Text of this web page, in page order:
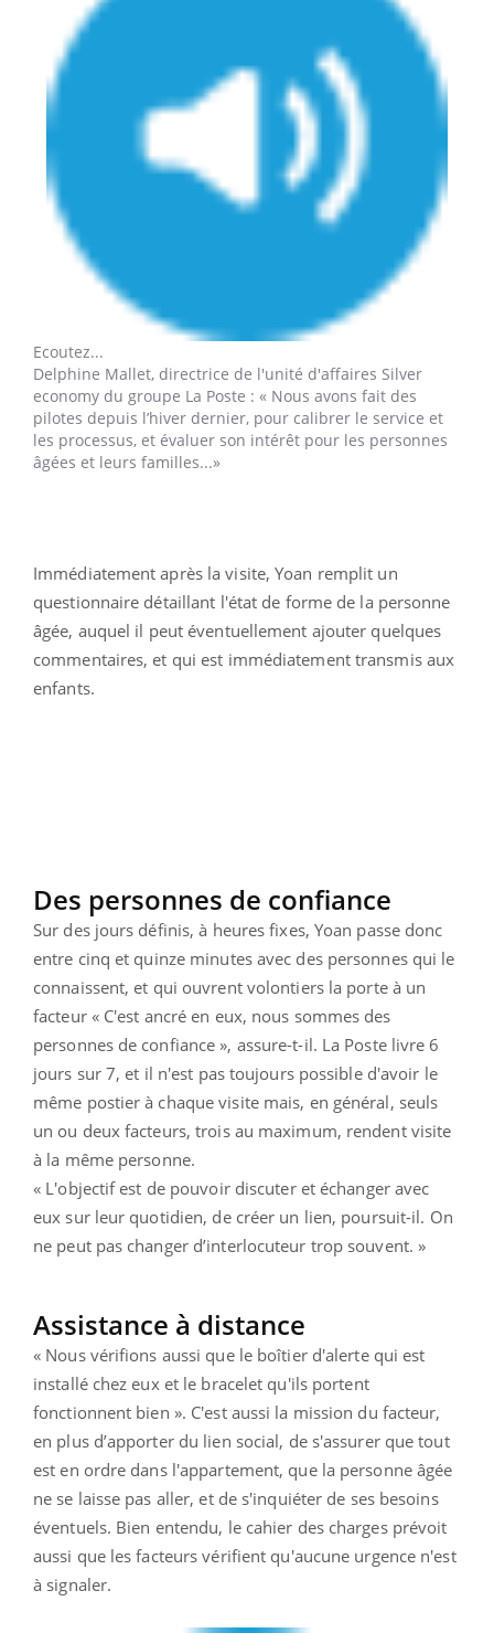
Ecoutez...
Delphine Mallet, directrice de l'unité d'affaires Silver
economy du groupe La Poste : « Nous avons fait des
pilotes depuis l’hiver dernier, pour calibrer le service et
les processus, et évaluer son intérêt pour les personnes
âgées et leurs familles...»
Immédiatement après la visite, Yoan remplit un
questionnaire détaillant l'état de forme de la personne
âgée, auquel il peut éventuellement ajouter quelques
commentaires, et qui est immédiatement transmis aux
enfants.
Des personnes de confiance
Sur des jours définis, à heures fixes, Yoan passe donc
entre cinq et quinze minutes avec des personnes qui le
connaissent, et qui ouvrent volontiers la porte à un
facteur « C'est ancré en eux, nous sommes des
personnes de confiance », assure-t-il. La Poste livre 6
jours sur 7, et il n'est pas toujours possible d'avoir le
même postier à chaque visite mais, en général, seuls
un ou deux facteurs, trois au maximum, rendent visite
à la même personne.
« L'objectif est de pouvoir discuter et échanger avec
eux sur leur quotidien, de créer un lien, poursuit-il. On
ne peut pas changer d’interlocuteur trop souvent. »
Assistance à distance
« Nous vérifions aussi que le boîtier d'alerte qui est
installé chez eux et le bracelet qu'ils portent
fonctionnent bien ». C'est aussi la mission du facteur,
en plus d’apporter du lien social, de s'assurer que tout
est en ordre dans l'appartement, que la personne âgée
ne se laisse pas aller, et de s'inquiéter de ses besoins
éventuels. Bien entendu, le cahier des charges prévoit
aussi que les facteurs vérifient qu'aucune urgence n'est
à signaler.